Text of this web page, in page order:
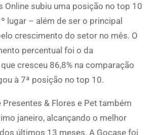
Online subiu uma posição no top 10
lugar – além de ser o principal
crescimento do setor no mês. O
percentual foi o da
cresceu 86,8% na comparação
à 7ª posição no top 10.
Presentes & Flores e Pet também
janeiro, alcançando o melhor
últimos 13 meses. A Gocase foi